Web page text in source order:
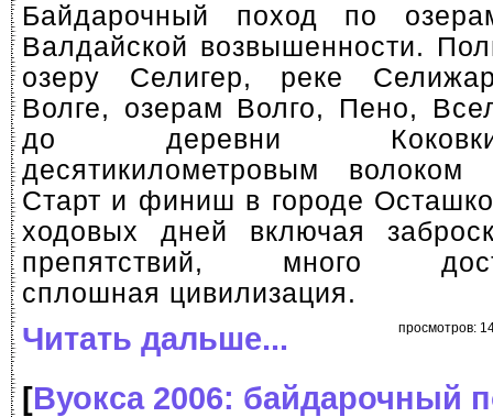
Байдарочный поход по
Валдайской возвышенности.
озеру Селигер, реке
Волге, озерам Волго, Пено,
до деревни
десятикилометровым
Старт и финиш в городе
ходовых дней включая
препятствий, много
сплошная цивилизация.
просмотров:
Читать дальше...
[Вуокса 2006: байдарочный